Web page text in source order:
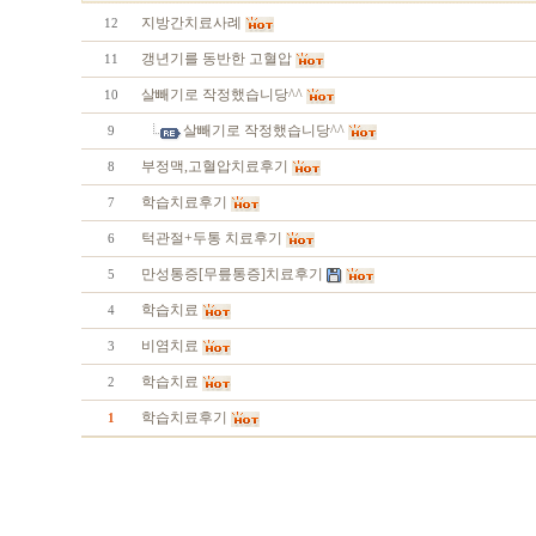
12 지방간치료사례
11 갱년기를 동반한 고혈압
10 살빼기로 작정했습니당^^
9 살빼기로 작정했습니당^^
8 부정맥,고혈압치료후기
7 학습치료후기
6 턱관절+두통 치료후기
5 만성통증[무릎통증]치료후기
4 학습치료
3 비염치료
2 학습치료
1 학습치료후기